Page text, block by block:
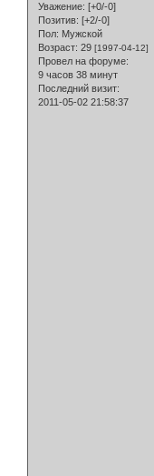
Уважение: [+0/-0]
Позитив: [+2/-0]
Пол: Мужской
Возраст: 29 [1997-04-12]
Провел на форуме:
9 часов 38 минут
Последний визит:
2011-05-02 21:58:37